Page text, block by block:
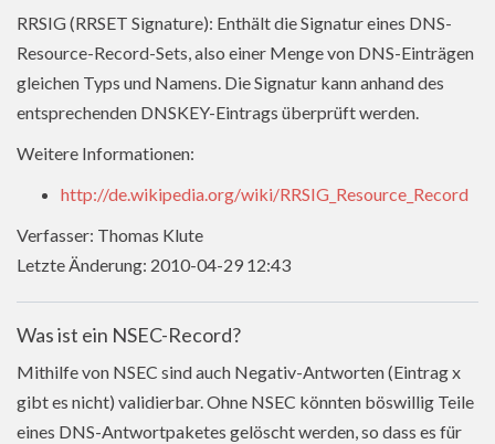
RRSIG (RRSET Signature): Enthält die Signatur eines DNS-
Resource-Record-Sets, also einer Menge von DNS-Einträgen
gleichen Typs und Namens. Die Signatur kann anhand des
entsprechenden DNSKEY-Eintrags überprüft werden.
Weitere Informationen:
http://de.wikipedia.org/wiki/RRSIG_Resource_Record
Verfasser: Thomas Klute
Letzte Änderung: 2010-04-29 12:43
Was ist ein NSEC-Record?
Mithilfe von NSEC sind auch Negativ-Antworten (Eintrag x
gibt es nicht) validierbar. Ohne NSEC könnten böswillig Teile
eines DNS-Antwortpaketes gelöscht werden, so dass es für